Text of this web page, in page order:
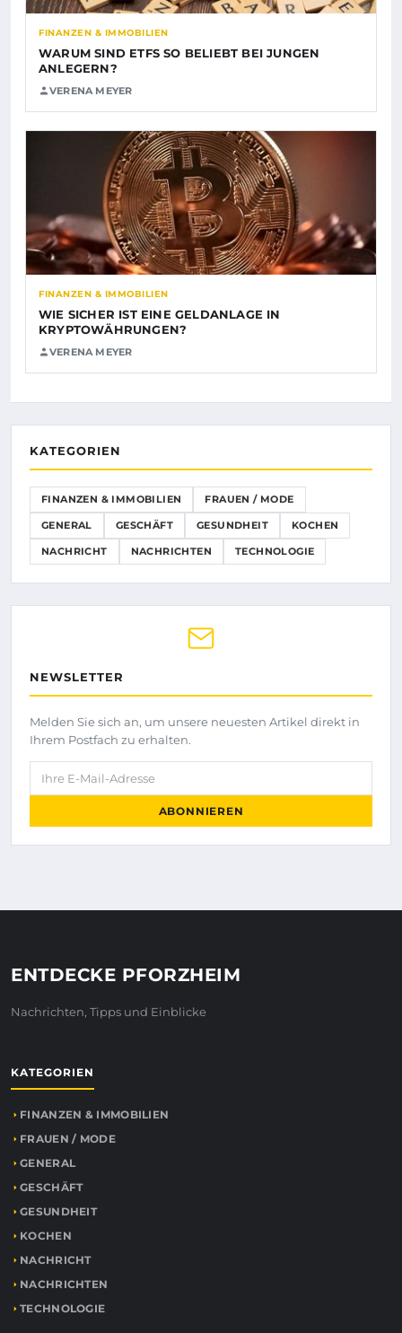
FINANZEN & IMMOBILIEN
WARUM SIND ETFS SO BELIEBT BEI JUNGEN
ANLEGERN?
VERENA MEYER
FINANZEN & IMMOBILIEN
WIE SICHER IST EINE GELDANLAGE IN
KRYPTOWÄHRUNGEN?
VERENA MEYER
KATEGORIEN
FINANZEN & IMMOBILIEN FRAUEN / MODE
GENERAL GESCHÄFT GESUNDHEIT KOCHEN
NACHRICHT NACHRICHTEN TECHNOLOGIE
NEWSLETTER
Melden Sie sich an, um unsere neuesten Artikel direkt in
Ihrem Postfach zu erhalten.
Ihre E-Mail-Adresse
ABONNIEREN
ENTDECKE PFORZHEIM
Nachrichten, Tipps und Einblicke
KATEGORIEN
FINANZEN & IMMOBILIEN
FRAUEN / MODE
GENERAL
GESCHÄFT
GESUNDHEIT
KOCHEN
NACHRICHT
NACHRICHTEN
TECHNOLOGIE